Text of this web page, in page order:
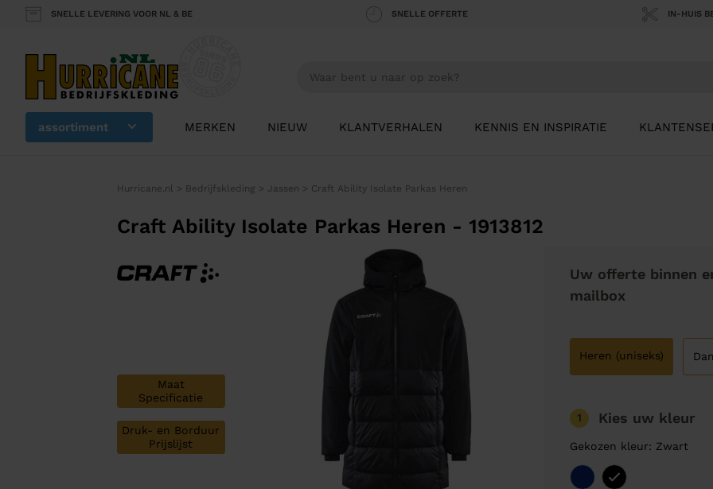
SNELLE LEVERING VOOR NL & BE SNELLE OFFERTE IN-HUIS
assortiment MERKEN NIEUW KLANTVERHALEN KENNIS EN INSPIRATIE
Hurricane.nl > Bedrijfskleding > Jassen > Craft Ability Isolate Parkas Heren
Craft Ability Isolate Parkas Heren - 1913812
Maat
Specificatie
Druk- en Borduur
Prijslijst
Uw offerte binnen
mailbox
Heren (uniseks)
1 Kies uw kleur
Gekozen kleur: Zwart